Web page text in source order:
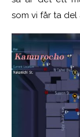
som vi får ta del